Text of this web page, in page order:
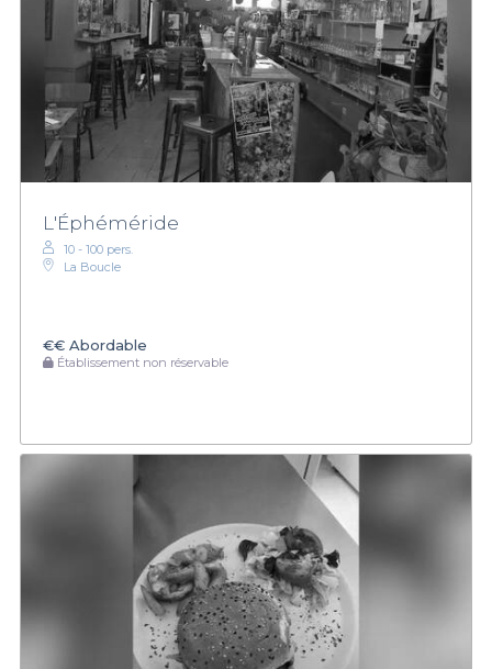
L'Éphéméride
10 - 100 pers.
La Boucle
€€ Abordable
Établissement non réservable